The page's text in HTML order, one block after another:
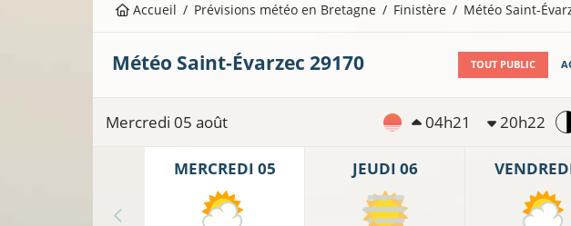
Accueil Prévisions météo en Bretagne Finistère Météo Saint-
Météo Saint-Évarzec 29170 TOUT PUBLIC
Mercredi 05 août 04h21 20h22
MERCREDI 05 JEUDI 06